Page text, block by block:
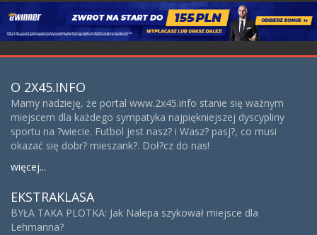
O 2X45.INFO
Mamy nadzieję, że portal www.2x45.info stanie się ważnym
miejscem dla każdego sympatyka najpiękniejszej dyscypliny
sportu na ?wiecie. Futbol jest nasz? i Wasz? pasj?, co musi
okazać się dobr? mieszank?. Doł?cz do nas!
więcej...
EKSTRAKLASA
BYŁA TAKA PLOTKA: Jak Nalepa szykował miejsce dla
Lehmanna?